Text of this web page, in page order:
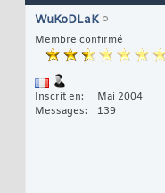
WuKoDLaK
Membre confirmé
Inscrit en
Mai 2004
Messages
139